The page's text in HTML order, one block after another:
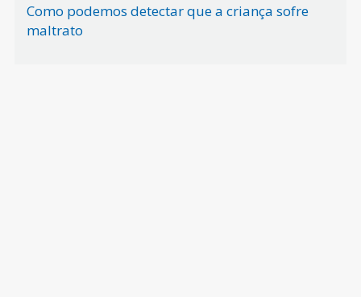
Como podemos detectar que a criança sofre
maltrato